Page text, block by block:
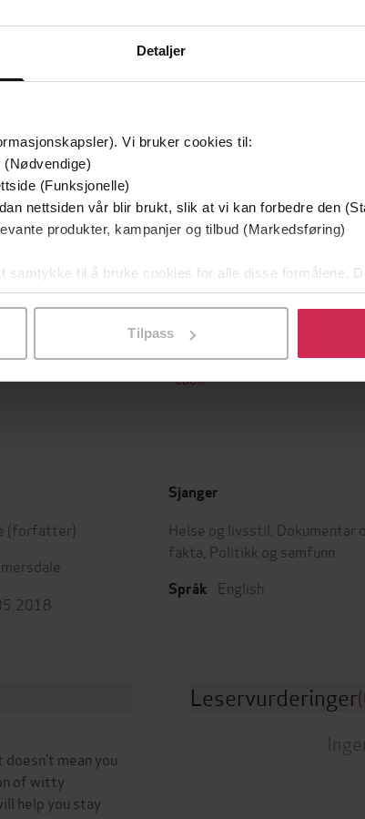
Detaljer
Vi bruker cookies til:
(Nødvendige)
(Funksjonelle)
nettsiden vår blir brukt, slik at vi kan forbedre den
produkter, kampanjer og tilbud (Markedsføring)
samtykke til å bruke cookies for alle disse formålene.
på «Tilpass». Du kan når som helst trekke
Tilpass
149,-
En lykkelig familie
Stian Hjelvin Andersen
EBOK
(forfatter)
Sjanger
Helse og livsstil Dokumentar
fakta Politikk og samfunn
Språk English
mean you
of witty
help you stay
Leservurderinger